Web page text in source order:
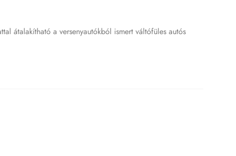
átalakítható a versenyautókból ismert váltófüles autós